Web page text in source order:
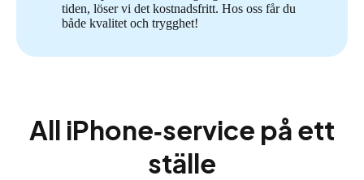
tiden, löser vi det kostnadsfritt. Hos oss får du
både kvalitet och trygghet!
All iPhone‑service på ett
ställe